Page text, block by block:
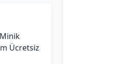
Ücretsiz